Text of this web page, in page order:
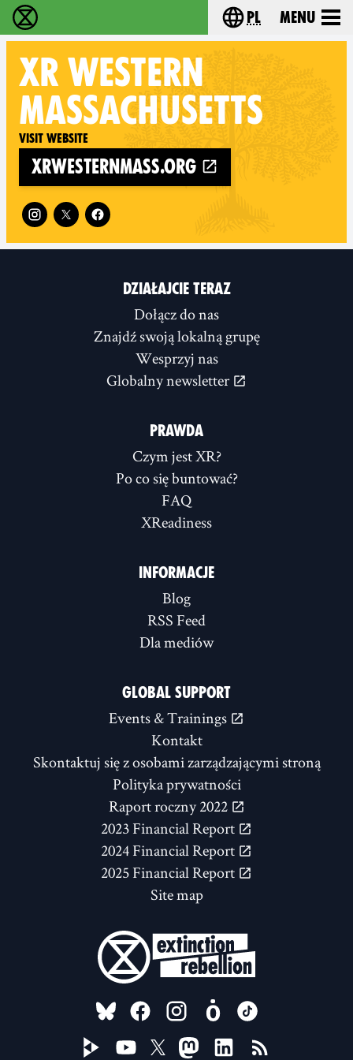
Extinction Rebellion - Home Choose your
pl Menu
XR WESTERN
MASSACHUSETTS
Visit website
xrwesternmass.org
Follow XR Western Massachusetts on
DZIAŁAJCIE TERAZ
Dołącz do nas
Znajdź swoją lokalną grupę
Wesprzyj nas
Globalny newsletter
PRAWDA
Czym jest XR?
Po co się buntować?
FAQ
XReadiness
INFORMACJE
Blog
RSS Feed
Dla mediów
GLOBAL SUPPORT
Events & Trainings
Kontakt
Skontaktuj się z osobami zarządzającymi stroną
Polityka prywatności
Raport roczny 2022
2023 Financial Report
2024 Financial Report
2025 Financial Report
Site map
FOLLOW US ON